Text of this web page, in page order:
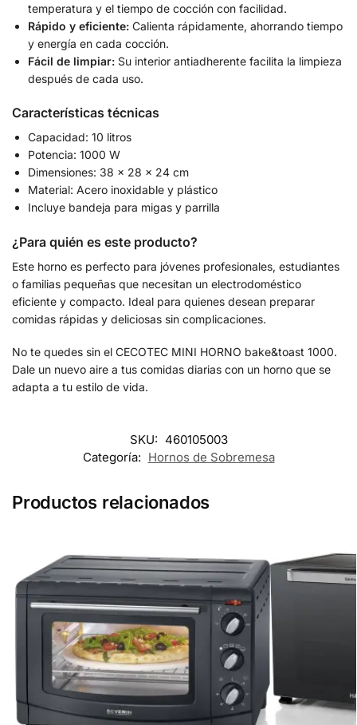
temperatura y el tiempo de cocción con facilidad.
Rápido y eficiente: Calienta rápidamente, ahorrando tiempo
y energía en cada cocción.
Fácil de limpiar: Su interior antiadherente facilita la limpieza
después de cada uso.
Características técnicas
Capacidad: 10 litros
Potencia: 1000 W
Dimensiones: 38 x 28 x 24 cm
Material: Acero inoxidable y plástico
Incluye bandeja para migas y parrilla
¿Para quién es este producto?
Este horno es perfecto para jóvenes profesionales, estudiantes
o familias pequeñas que necesitan un electrodoméstico
eficiente y compacto. Ideal para quienes desean preparar
comidas rápidas y deliciosas sin complicaciones.
No te quedes sin el CECOTEC MINI HORNO bake&toast 1000.
Dale un nuevo aire a tus comidas diarias con un horno que se
adapta a tu estilo de vida.
SKU: 460105003
Categoría: Hornos de Sobremesa
Productos relacionados